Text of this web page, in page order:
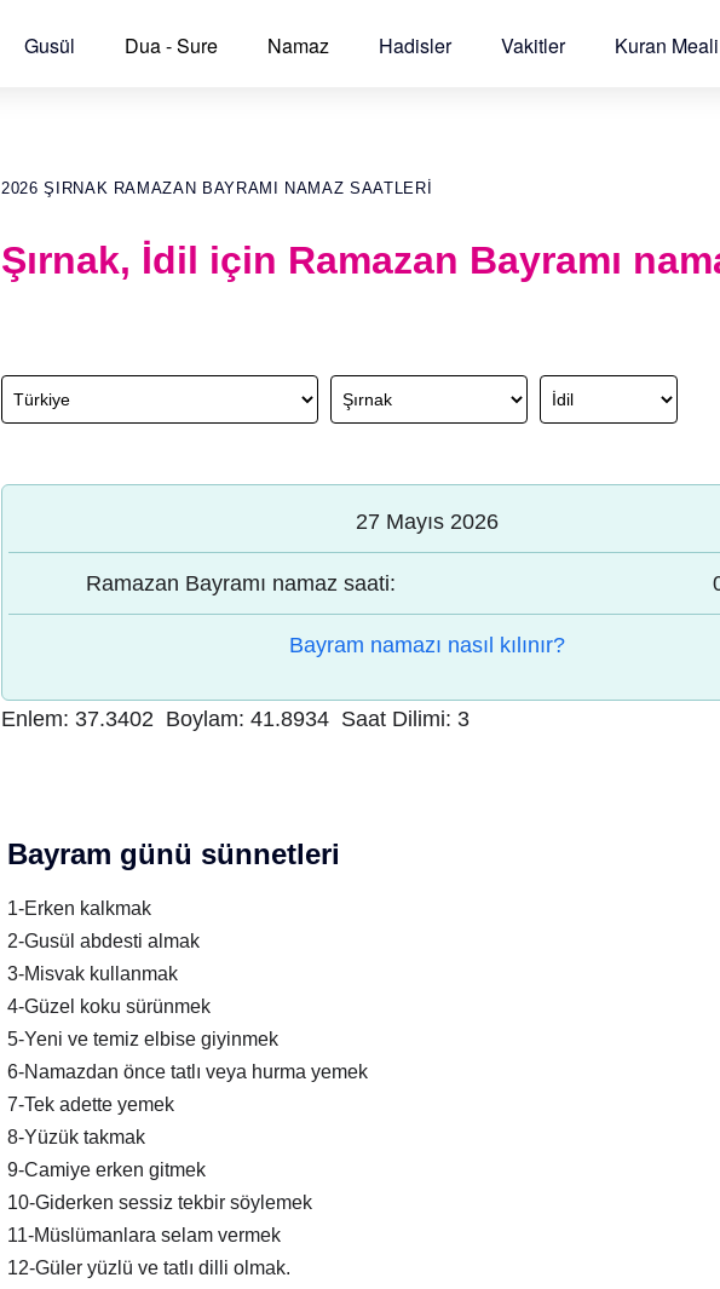
Gusül Dua - Sure Namaz Hadisler Vakitler Kuran Meali
2026 ŞIRNAK RAMAZAN BAYRAMI NAMAZ SAATLERI
Şırnak, İdil için Ramazan Bayramı
27 Mayıs 2026
Ramazan Bayramı namaz saati:
Bayram namazı nasıl kılınır?
Enlem: 37.3402 Boylam: 41.8934 Saat Dilimi: 3
Bayram günü sünnetleri
1-Erken kalkmak
2-Gusül abdesti almak
3-Misvak kullanmak
4-Güzel koku sürünmek
5-Yeni ve temiz elbise giyinmek
6-Namazdan önce tatlı veya hurma yemek
7-Tek adette yemek
8-Yüzük takmak
9-Camiye erken gitmek
10-Giderken sessiz tekbir söylemek
11-Müslümanlara selam vermek
12-Güler yüzlü ve tatlı dilli olmak.